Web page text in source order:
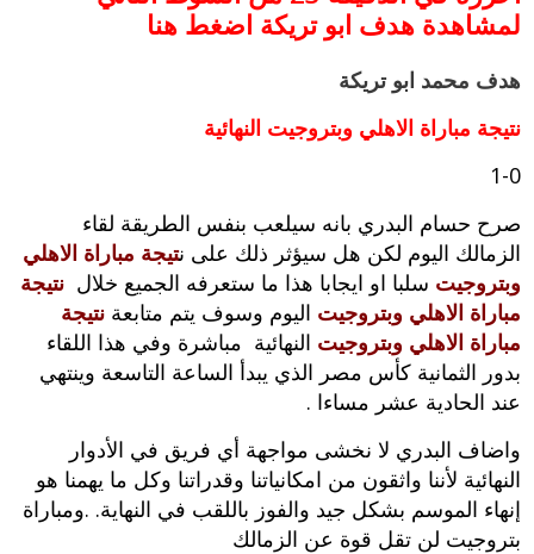
لمشاهدة هدف ابو تريكة اضغط هنا
هدف محمد ابو تريكة
نتيجة مباراة الاهلي وبتروجيت النهائية
1-0
صرح حسام البدري بانه سيلعب بنفس الطريقة لقاء
الزمالك اليوم لكن هل سيؤثر ذلك على نتيجة مباراة الاهلي
وبتروجيت سلبا او ايجابا هذا ما ستعرفه الجميع خلالنتيجة
مباراة الاهلي وبتروجيت اليوم وسوف يتم متابعةنتيجة
مباراة الاهلي وبتروجيت النهائية مباشرة وفي هذا اللقاء
بدور الثمانية كأس مصر الذي يبدأ الساعة التاسعة وينتهي
عند الحادية عشر مساءا .
واضاف البدري لا نخشى مواجهة أي فريق في الأدوار
النهائية لأننا واثقون من امكانياتنا وقدراتنا وكل ما يهمنا هو
إنهاء الموسم بشكل جيد والفوز باللقب في النهاية. .ومباراة
بتروجيت لن تقل قوة عن الزمالك